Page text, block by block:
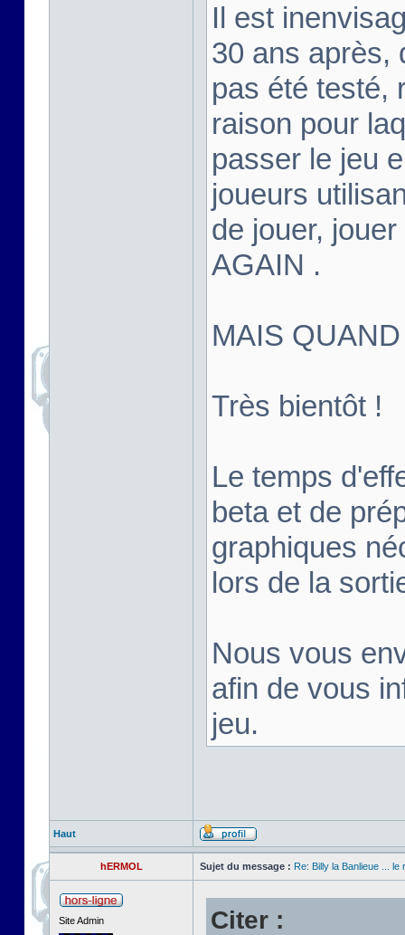
Il est
30 ans après,
pas été testé,
raison pour
passer le jeu
joueurs
de jouer,
AGAIN .
MAIS
Très bientôt !
Le temps
beta et de
graphiques
lors de la
Nous vous
afin de vous
jeu.
Haut
hERMOL Sujet du message : Re: Billy la Banlieue ... le
Site Admin Citer :